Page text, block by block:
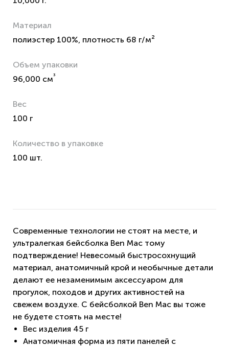
Материал
полиэстер 100%, плотность 68 г/м²
Объем упаковки
96,000 см³
Вес
100 г
Количество в упаковке
100 шт.
Современные технологии не стоят на месте, и
ультралегкая бейсболка Ben Mac тому
подтверждение! Невесомый быстросохнущий
материал, анатомичный крой и необычные детали
делают ее незаменимым аксессуаром для
прогулок, походов и других активностей на
свежем воздухе. С бейсболкой Ben Mac вы тоже
не будете стоять на месте!
Вес изделия 45 г
Анатомичная форма из пяти панелей с